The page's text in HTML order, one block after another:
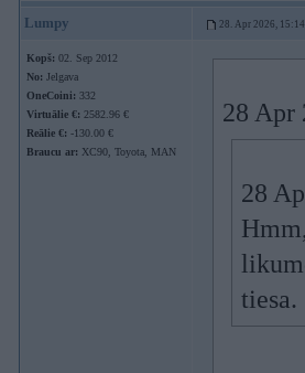
Lumpy 28. Apr 2026, 15:14
Kopš: 02. Sep 2012
No: Jelgava
OneCoini: 332
Virtuālie €: 2582.96 €
Reālie €: -130.00 €
Braucu ar: XC90, Toyota, MAN
28 Apr
28
tiesa.